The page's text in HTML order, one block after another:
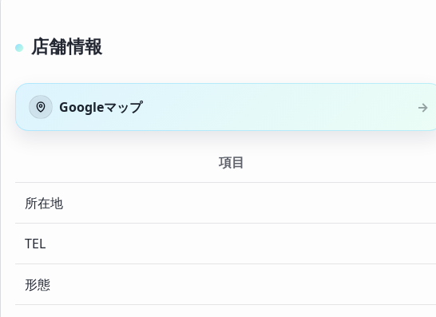
店舗情報
Googleマップ
項目
所在地
TEL
形態